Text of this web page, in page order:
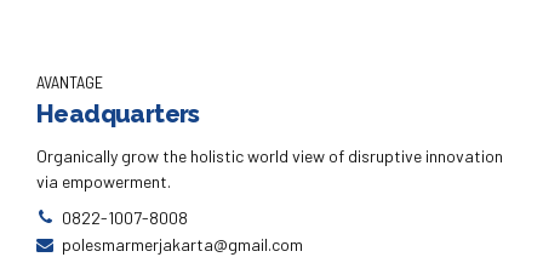
AVANTAGE
Headquarters
Organically grow the holistic world view of disruptive innovation
via empowerment.
0822-1007-8008
polesmarmerjakarta@gmail.com